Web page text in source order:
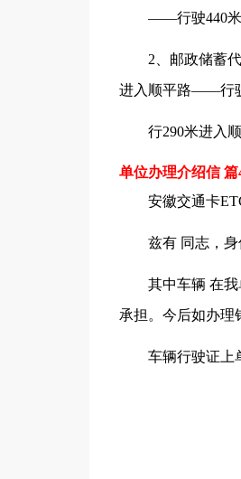
——行驶440米
2、邮政储蓄
进入顺平路——行
行290米进入
单位办理介绍信 篇
安徽交通卡
兹有 同志，
其中车辆 在
承担。今后如办理
车辆行驶证上